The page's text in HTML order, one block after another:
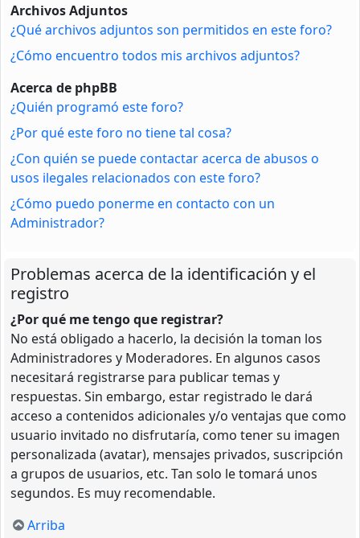
Archivos Adjuntos
¿Qué archivos adjuntos son permitidos en este foro?
¿Cómo encuentro todos mis archivos adjuntos?
Acerca de phpBB
¿Quién programó este foro?
¿Por qué este foro no tiene tal cosa?
¿Con quién se puede contactar acerca de abusos o
usos ilegales relacionados con este foro?
¿Cómo puedo ponerme en contacto con un
Administrador?
Problemas acerca de la identificación y el
registro
¿Por qué me tengo que registrar?
No está obligado a hacerlo, la decisión la toman los
Administradores y Moderadores. En algunos casos
necesitará registrarse para publicar temas y
respuestas. Sin embargo, estar registrado le dará
acceso a contenidos adicionales y/o ventajas que como
usuario invitado no disfrutaría, como tener su imagen
personalizada (avatar), mensajes privados, suscripción
a grupos de usuarios, etc. Tan solo le tomará unos
segundos. Es muy recomendable.
Arriba